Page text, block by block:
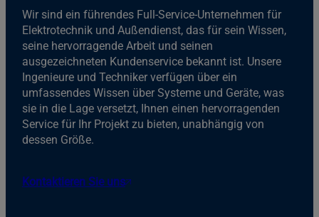
Wir sind ein führendes Full-Service-Unternehmen für
Elektrotechnik und Außendienst, das für sein Wissen,
seine hervorragende Arbeit und seinen
ausgezeichneten Kundenservice bekannt ist. Unsere
Ingenieure und Techniker verfügen über ein
umfassendes Wissen über Systeme und Geräte, was
sie in die Lage versetzt, Ihnen einen hervorragenden
Service für Ihr Projekt zu bieten, unabhängig von
dessen Größe.
Kontaktieren Sie uns